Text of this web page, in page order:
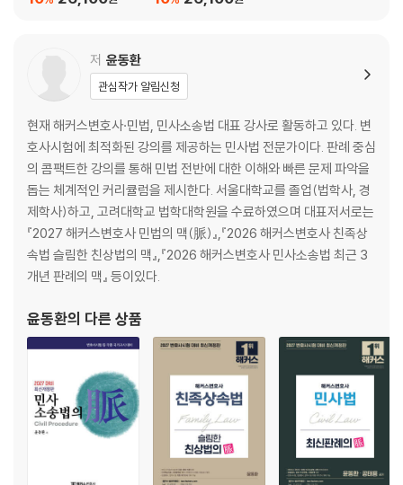
제4편 소송의 종료 / 261
제1장 총 설 262
제2장 당사자의 행위에 의한 종료 265
제1절 소의 취하와 재소금지 265
제2절 청구의 포기, 인낙 277
제3절 재판상 화해 280
제3장 종국판결에 의한 종료 287
제1절 판결의 종류 287
제3절 기판력의 범위와 작용 295
제1장 병합청구소송(청구의 복수) 326
제1절 청구의 원시적 병합 326
제2절 청구의 후발적 병합 344
저 윤동환
관심작가 알림신청
현재 해커스변호사·민법, 민사소송법 대표 강사로 활동하고 있다. 변
호사시험에 최적화된 강의를 제공하는 민사법 전문가이다. 판례 중심
의 콤팩트한 강의를 통해 민법 전반에 대한 이해와 빠른 문제 파악을
돕는 체계적인 커리큘럼을 제시한다. 서울대학교를 졸업(법학사, 경
제학사)하고, 고려대학교 법학대학원을 수료하였으며 대표저서로는
『2027 해커스변호사 민법의 맥(脈)』,『2026 해커스변호사 친족상
속법 슬림한 친상법의 맥』,『2026 해커스변호사 민사소송법 최근 3
개년 판례의 맥』 등이있다.
윤동환의 다른 상품